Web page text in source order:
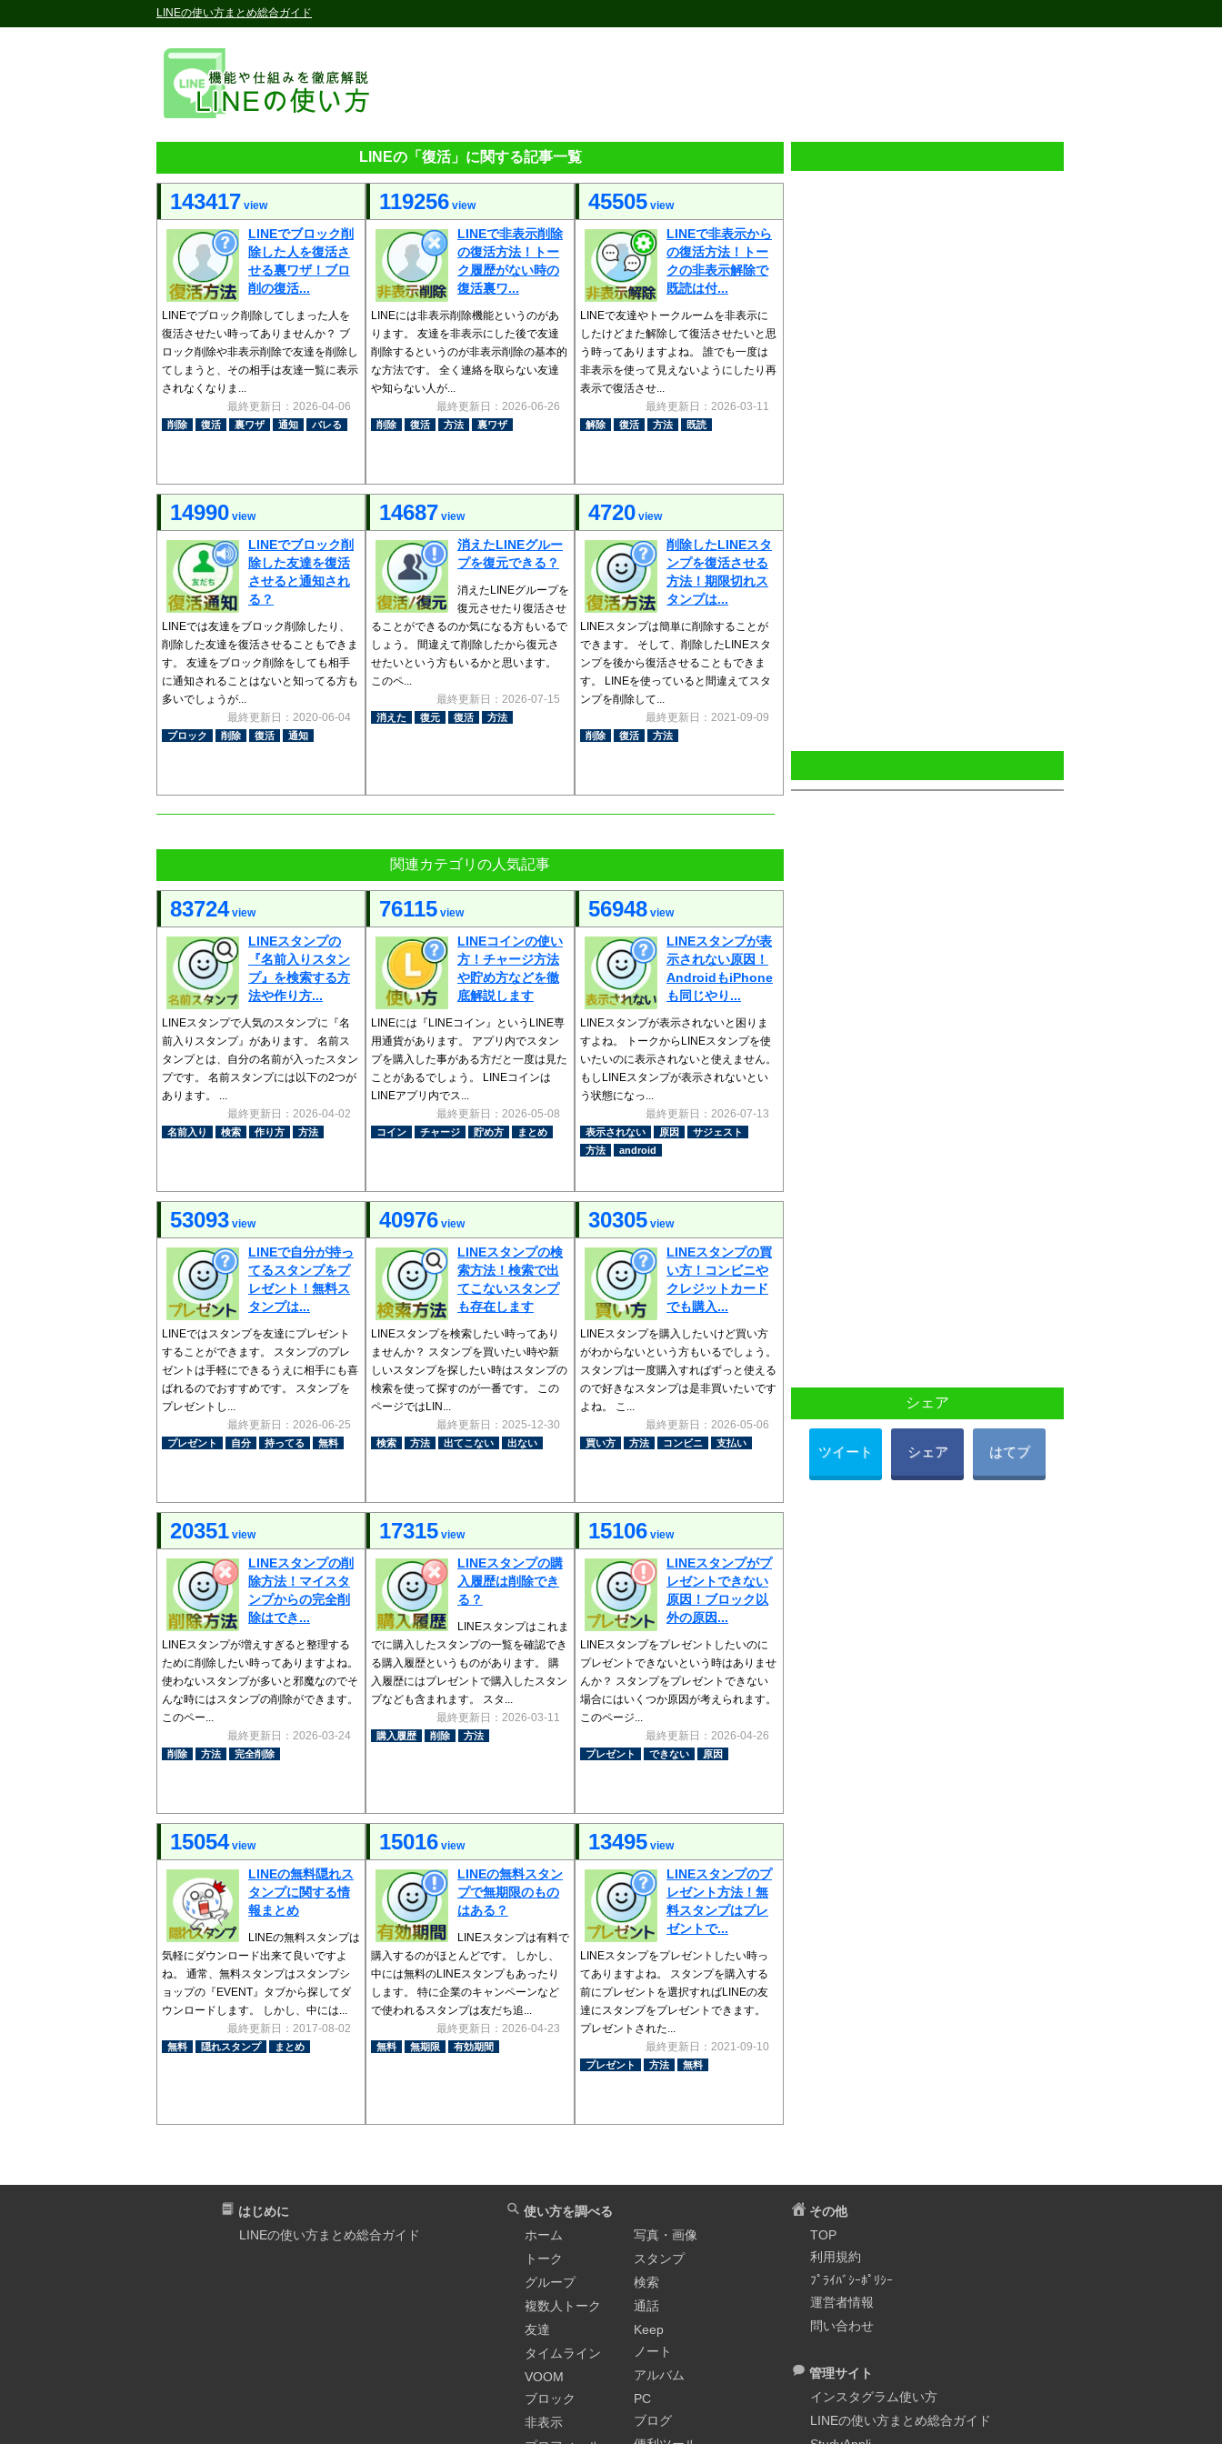
LINEの使い方まとめ総合ガイド
LINEの「復活」に関する記事一覧
143417 view
LINEでブロック削
除した人を復活さ
せる裏ワザ！ブロ
削の復活...
LINEでブロック削除してしまった人を
復活させたい時ってありませんか？ ブ
ロック削除や非表示削除で友達を削除し
てしまうと、その相手は友達一覧に表示
されなくなりま...
最終更新日：2026-04-06
削除 復活 裏ワザ 通知 バレる
119256 view
LINEで非表示削除
の復活方法！トー
ク履歴がない時の
復活裏ワ...
LINEには非表示削除機能というのがあ
ります。 友達を非表示にした後で友達
削除するというのが非表示削除の基本的
な方法です。 全く連絡を取らない友達
や知らない人が...
最終更新日：2026-06-26
削除 復活 方法 裏ワザ
45505 view
LINEで非表示から
の復活方法！トー
クの非表示解除で
既読は付...
LINEで友達やトークルームを非表示に
したけどまた解除して復活させたいと思
う時ってありますよね。 誰でも一度は
非表示を使って見えないようにしたり再
表示で復活させ...
最終更新日：2026-03-11
解除 復活 方法 既読
14990 view
LINEでブロック削
除した友達を復活
させると通知され
る？
LINEでは友達をブロック削除したり、
削除した友達を復活させることもできま
す。 友達をブロック削除をしても相手
に通知されることはないと知ってる方も
多いでしょうが...
最終更新日：2020-06-04
ブロック 削除 復活 通知
14687 view
消えたLINEグルー
プを復元できる？
消えたLINEグループを
復元させたり復活させ
ることができるのか気になる方もいるで
しょう。 間違えて削除したから復元さ
せたいという方もいるかと思います。
このペ...
最終更新日：2026-07-15
消えた 復元 復活 方法
4720 view
削除したLINEスタ
ンプを復活させる
方法！期限切れス
タンプは...
LINEスタンプは簡単に削除することが
できます。 そして、削除したLINEスタ
ンプを後から復活させることもできま
す。 LINEを使っていると間違えてスタ
ンプを削除して...
最終更新日：2021-09-09
削除 復活 方法
関連カテゴリの人気記事
83724view
LINEスタンプの
『名前入りスタン
プ』を検索する方
法や作り方...
LINEスタンプで人気のスタンプに『名
前入りスタンプ』があります。 名前ス
タンプとは、自分の名前が入ったスタン
プです。 名前スタンプには以下の2つが
あります。 ...
最終更新日：2026-04-02
名前入り 検索 作り方 方法
76115 view
LINEコインの使い
方！チャージ方法
や貯め方などを徹
底解説します
LINEには『LINEコイン』というLINE専
用通貨があります。 アプリ内でスタン
プを購入した事がある方だと一度は見た
ことがあるでしょう。 LINEコインは
LINEアプリ内でス...
最終更新日：2026-05-08
コイン チャージ 貯め方 まとめ
56948 view
LINEスタンプが表
示されない原因！
AndroidもiPhone
も同じやり...
LINEスタンプが表示されないと困りま
すよね。 トークからLINEスタンプを使
いたいのに表示されないと使えません。
もしLINEスタンプが表示されないとい
う状態になっ...
最終更新日：2026-07-13
表示されない 原因
サジェスト
方法
android
53093 view
LINEで自分が持っ
てるスタンプをプ
レゼント！無料ス
タンプは...
LINEではスタンプを友達にプレゼント
することができます。 スタンプのプレ
ゼントは手軽にできるうえに相手にも喜
ばれるのでおすすめです。 スタンプを
プレゼントし...
最終更新日：2026-06-25
プレゼント 自分 持ってる 無料
40976 view
LINEスタンプの検
索方法！検索で出
てこないスタンプ
も存在します
LINEスタンプを検索したい時ってあり
ませんか？ スタンプを買いたい時や新
しいスタンプを探したい時はスタンプの
検索を使って探すのが一番です。 この
ページではLIN...
最終更新日：2025-12-30
検索 方法 出てこない 出ない
30305 view
LINEスタンプの買
い方！コンビニや
クレジットカード
でも購入...
LINEスタンプを購入したいけど買い方
がわからないという方もいるでしょう。
スタンプは一度購入すればずっと使える
ので好きなスタンプは是非買いたいです
よね。 こ...
最終更新日：2026-05-06
買い方 方法 コンビニ 支払い
20351 view
LINEスタンプの削
除方法！マイスタ
ンプからの完全削
除はでき...
LINEスタンプが増えすぎると整理する
ために削除したい時ってありますよね。
使わないスタンプが多いと邪魔なのでそ
んな時にはスタンプの削除ができます。
このペー...
最終更新日：2026-03-24
削除 方法 完全削除
17315 view
LINEスタンプの購
入履歴は削除でき
る？
LINEスタンプはこれま
でに購入したスタンプの一覧を確認でき
る購入履歴というものがあります。 購
入履歴にはプレゼントで購入したスタン
プなども含まれます。 スタ...
最終更新日：2026-03-11
購入履歴 削除 方法
15106 view
LINEスタンプがプ
レゼントできない
原因！ブロック以
外の原因...
LINEスタンプをプレゼントしたいのに
プレゼントできないという時はありませ
んか？ スタンプをプレゼントできない
場合にはいくつか原因が考えられます。
このページ...
最終更新日：2026-04-26
プレゼント できない 原因
15054view
LINEの無料隠れス
タンプに関する情
報まとめ
LINEの無料スタンプは
気軽にダウンロード出来て良いですよ
ね。 通常、無料スタンプはスタンプシ
ョップの『EVENT』タブから探してダ
ウンロードします。 しかし、中には...
最終更新日：2017-08-02
無料 隠れスタンプ まとめ
15016 view
LINEの無料スタン
プで無期限のもの
はある？
LINEスタンプは有料で
購入するのがほとんどです。 しかし、
中には無料のLINEスタンプもあったり
します。 特に企業のキャンペーンなど
で使われるスタンプは友だち追...
最終更新日：2026-04-23
無料 無期限 有効期間
13495 view
LINEスタンプのプ
レゼント方法！無
料スタンプはプレ
ゼントで...
LINEスタンプをプレゼントしたい時っ
てありますよね。 スタンプを購入する
前にプレゼントを選択すればLINEの友
達にスタンプをプレゼントできます。
プレゼントされた...
最終更新日：2021-09-10
プレゼント 方法 無料
シェア
ツイート シェア はてブ
はじめに
LINEの使い方まとめ総合ガイド
使い方を調べる
ホーム
トーク
グループ
複数人トーク
友達
タイムライン
VOOM
ブロック
非表示
写真・画像
スタンプ
検索
通話
Keep
ノート
アルバム
PC
ブログ
その他
TOP
利用規約
ﾌﾟﾗｲﾊﾞｼｰﾎﾟﾘｼｰ
運営者情報
問い合わせ
管理サイト
インスタグラム使い方
LINEの使い方まとめ総合ガイド